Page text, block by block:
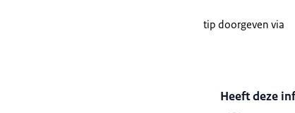
tip doorgeven via
Heeft deze